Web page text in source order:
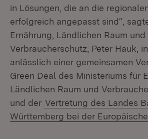
in Lösungen, die an die
erfolgreich angepasst sind“,
Ernährung, Ländlichen Raum und
Verbraucherschutz, Peter Hauk,
anlässlich einer gemeinsamen
Green Deal des Ministeriums für
Ländlichen Raum und
und der Vertretung des Landes
Württemberg bei der